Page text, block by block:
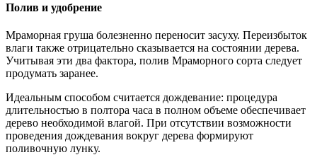
Полив и удобрение
Мраморная груша болезненно переносит засуху. Переизбыток
влаги также отрицательно сказывается на состоянии дерева.
Учитывая эти два фактора, полив Мраморного сорта следует
продумать заранее.
Идеальным способом считается дождевание: процедура
длительностью в полтора часа в полном объеме обеспечивает
дерево необходимой влагой. При отсутствии возможности
проведения дождевания вокруг дерева формируют
поливочную лунку.